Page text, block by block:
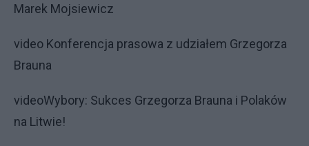
Marek Mojsiewicz
video Konferencja prasowa z udziałem Grzegorza
Brauna
videoWybory: Sukces Grzegorza Brauna i Polaków
na Litwie!